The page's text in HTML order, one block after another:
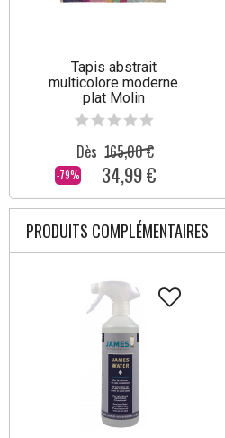
Tapis abstrait
multicolore moderne
plat Molin
-79%
Dès 165,00 €
34,99 €
PRODUITS COMPLÉMENTAIRES